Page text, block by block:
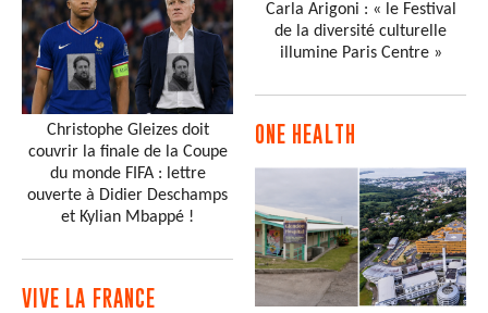
Christophe Gleizes doit
couvrir la finale de la Coupe
du monde FIFA : lettre
ouverte à Didier Deschamps
et Kylian Mbappé !
VIVE LA FRANCE
Carla Arigoni : « le Festival
de la diversité culturelle
illumine Paris Centre »
ONE HEALTH